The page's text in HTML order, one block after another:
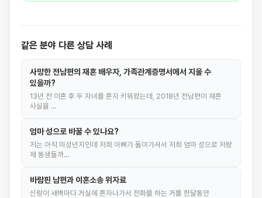
같은 분야 다른 상담 사례
사망한 전남편의 재혼 배우자, 가족관계증명서에서 지울 수
있을까?
13년 전 이혼 후 두 자녀를 혼자 키워왔는데, 2018년 전남편이 재혼
사실을 …
엄마 성으로 바꿀 수 있나요?
저는 아직 미성년자인데 저희 아빠가 돌아가셔서 저희 엄마 성으로 저랑
제 동생들까…
바람핀 남편과 이혼소송 위자료
신랑이 새벽마다 거실에 혼자나가서 전화를 하는 거를 한달동안